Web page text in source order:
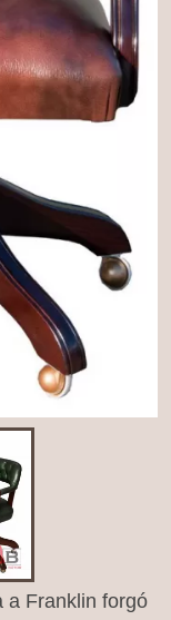
a Franklin forgó